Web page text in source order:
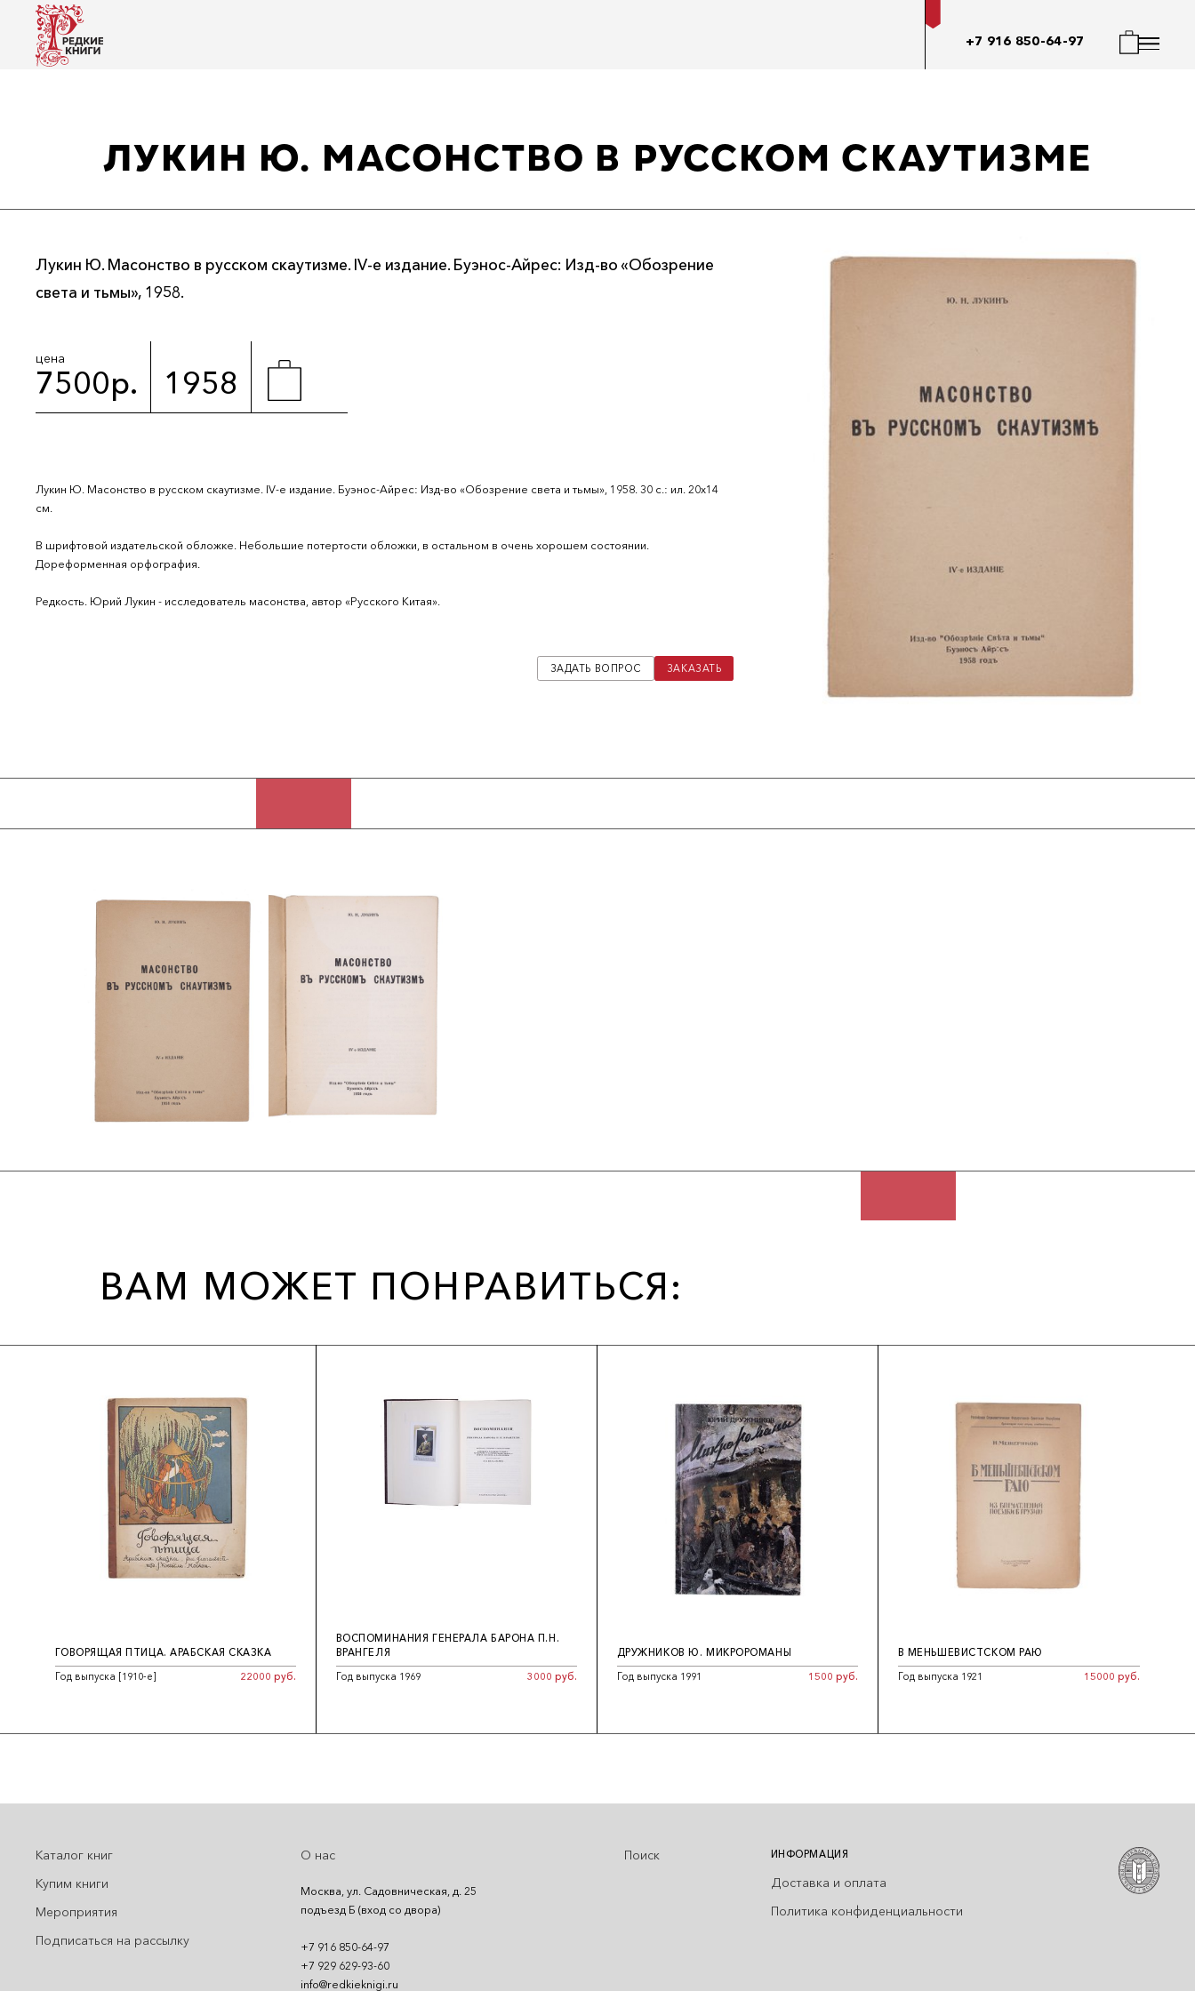
+7 916 850-64-97
ЛУКИН Ю. МАСОНСТВО В РУССКОМ СКАУТИЗМЕ
Лукин Ю. Масонство в русском скаутизме. IV-е издание. Буэнос-Айрес: Изд-во «Обозрение
света и тьмы», 1958.
цена
7500р. 1958
Лукин Ю. Масонство в русском скаутизме. IV-е издание. Буэнос-Айрес: Изд-во «Обозрение света и тьмы», 1958. 30 с.: ил. 20х14
см.
В шрифтовой издательской обложке. Небольшие потертости обложки, в остальном в очень хорошем состоянии.
Дореформенная орфография.
Редкость. Юрий Лукин - исследователь масонства, автор «Русского Китая».
ЗАДАТЬ ВОПРОС ЗАКАЗАТЬ
ВАМ МОЖЕТ ПОНРАВИТЬСЯ:
ГОВОРЯЩАЯ ПТИЦА. АРАБСКАЯ СКАЗКА
Год выпуска [1910-е]
22000 руб.
ВОСПОМИНАНИЯ ГЕНЕРАЛА БАРОНА П.Н.
ВРАНГЕЛЯ
Год выпуска 1969
3000 руб.
ДРУЖНИКОВ Ю. МИКРОРОМАНЫ
Год выпуска 1991
1500 руб.
В МЕНЬШЕВИСТСКОМ РАЮ
Год выпуска 1921
15000 руб.
Каталог книг
Купим книги
Мероприятия
Подписаться на рассылку
О нас
Москва, ул. Садовническая, д. 25
подъезд Б (вход со двора)
+7 916 850-64-97
+7 929 629-93-60
info@redkieknigi.ru
Поиск ИНФОРМАЦИЯ
Доставка и оплата
Политика конфиденциальности